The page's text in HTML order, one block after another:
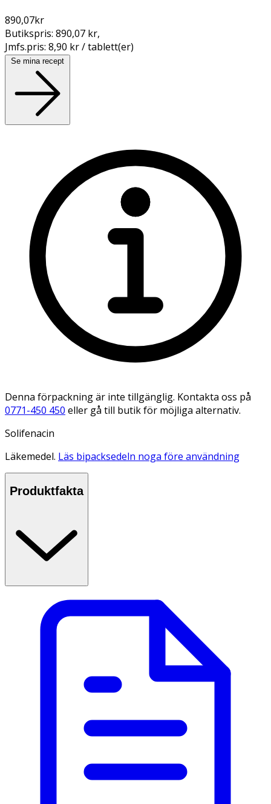
890,07kr
Butikspris: 890,07 kr,
Jmfs.pris: 8,90 kr / tablett(er)
Se mina recept
Denna förpackning är inte tillgänglig. Kontakta oss på
0771-450 450 eller gå till butik för möjliga alternativ.
Solifenacin
Läkemedel. Läs bipacksedeln noga före användning
Produktfakta